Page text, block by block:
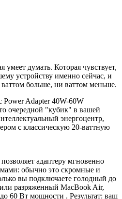
умеет думать. Которая чувствует,
устройству именно сейчас, и
больше, ни ваттом меньше.
Power Adapter 40W-60W
очередной "кубик" в вашей
энергоцентр,
с классическую 20-ваттную
адаптеру мгновенно
обычно это скромные и
вы подключаете голодный до
разряженный MacBook Air,
60 Вт мощности . Результат: ваш